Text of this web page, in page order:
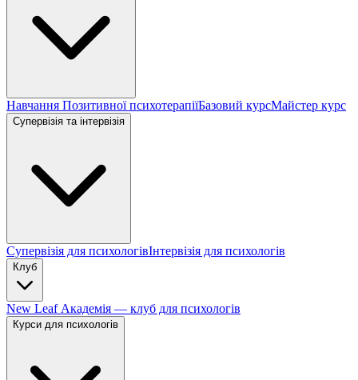
Навчання Позитивної психотерапіїБазовий курсМайстер курс
Супервізія та інтервізія
Супервізія для психологівІнтервізія для психологів
Клуб
New Leaf Академія — клуб для психологів
Курси для психологів